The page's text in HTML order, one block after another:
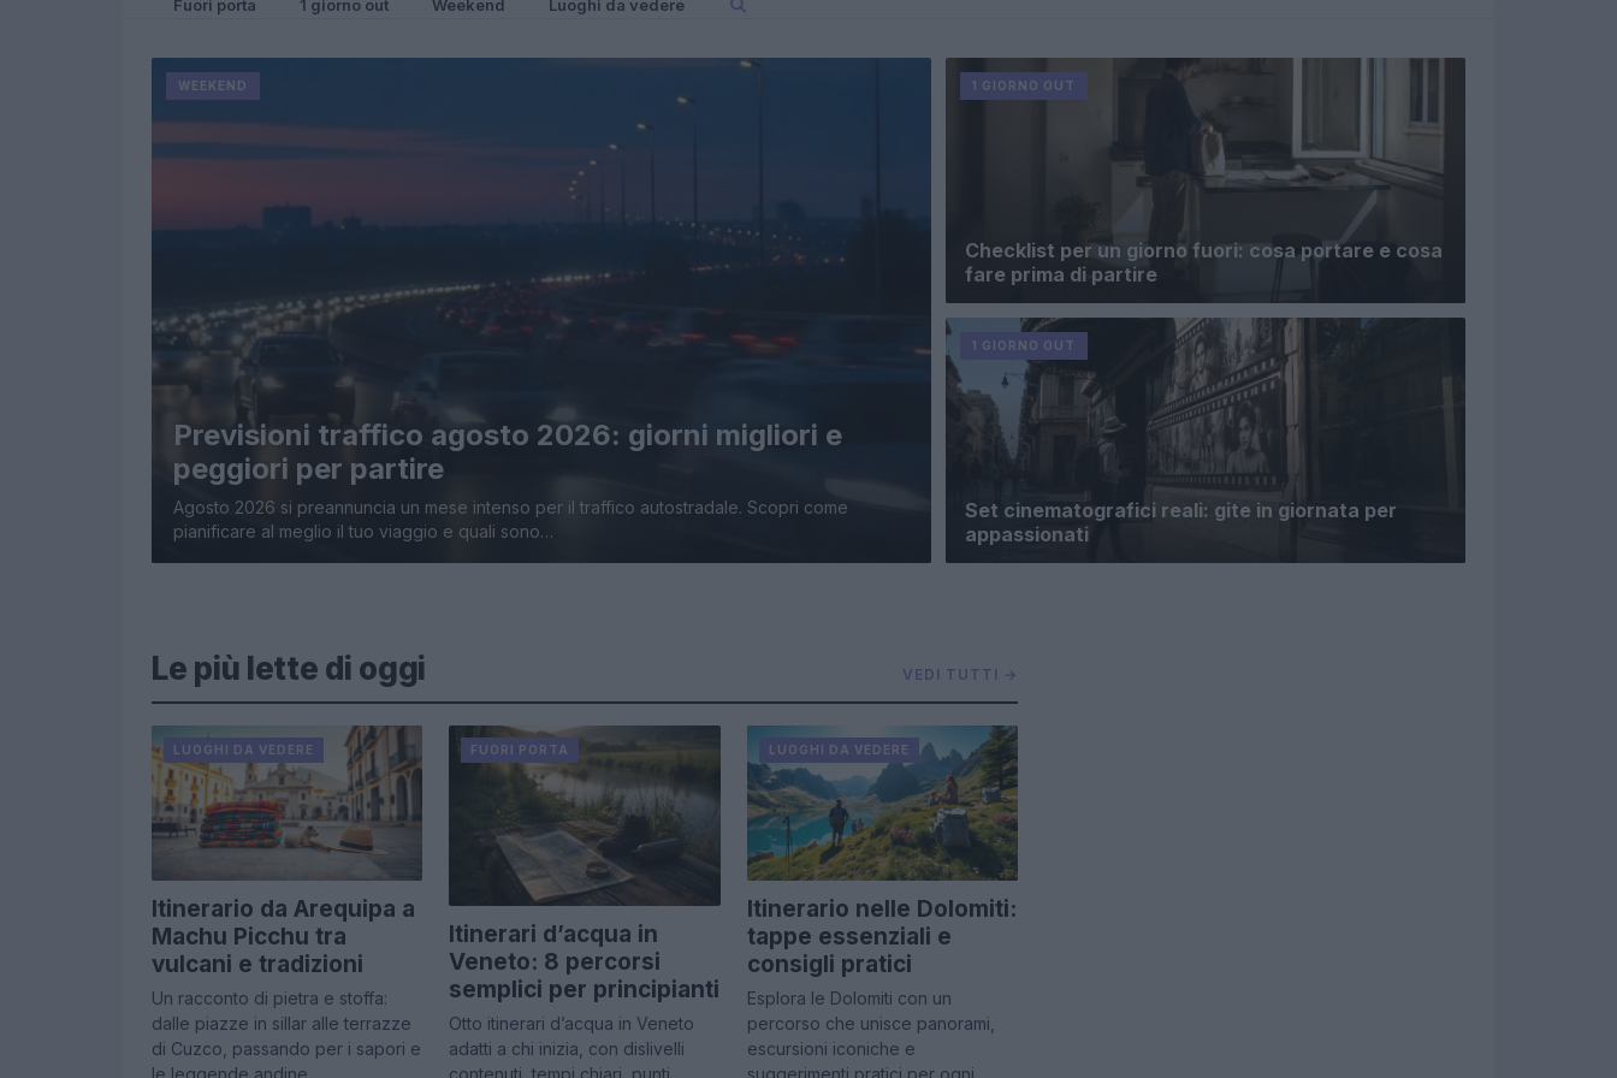
Fuori porta 1 giorno out Weekend Luoghi da vedere
WEEKEND
Previsioni traffico agosto 2026: giorni migliori e
peggiori per partire
Agosto 2026 si preannuncia un mese intenso per il traffico autostradale. Scopri come
pianificare al meglio il tuo viaggio e quali sono…
1 GIORNO OUT
Checklist per un giorno fuori: cosa portare e cosa
fare prima di partire
1 GIORNO OUT
Set cinematografici reali: gite in giornata per
appassionati
Le più lette di oggi VEDI TUTTI →
LUOGHI DA VEDERE
Itinerario da Arequipa a
Machu Picchu tra
vulcani e tradizioni
Un racconto di pietra e stoffa:
dalle piazze in sillar alle terrazze
di Cuzco, passando per i sapori e
le leggende andine
FUORI PORTA
Itinerari d’acqua in
Veneto: 8 percorsi
semplici per principianti
Otto itinerari d’acqua in Veneto
adatti a chi inizia, con dislivelli
LUOGHI DA VEDERE
Itinerario nelle Dolomiti:
tappe essenziali e
consigli pratici
Esplora le Dolomiti con un
percorso che unisce panorami,
escursioni iconiche e
suggerimenti pratici per ogni